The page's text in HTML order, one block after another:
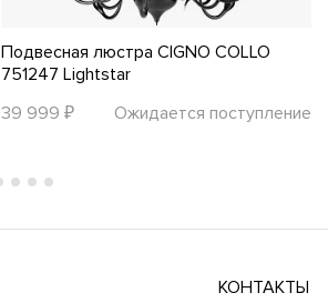
Подвесная люстра CIGNO COLLO
751247 Lightstar
39 999 ₽
Ожидается поступление
КОНТАКТЫ